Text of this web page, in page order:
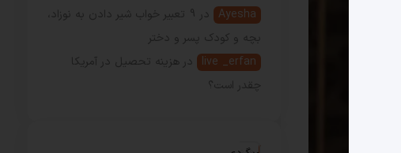
Ayesha
در
9 تعبیر خواب شیر دادن به نوزاد،
بچه و کودک پسر و دختر
live _erfan
در
هزینه تحصیل در آمریکا
چقدر است؟